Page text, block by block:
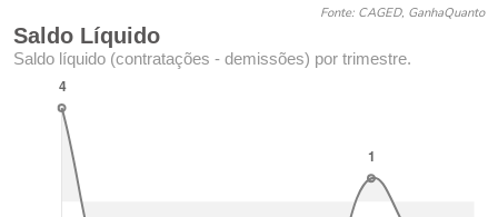
Fonte: CAGED, GanhaQuanto
Saldo Líquido
Saldo líquido (contratações - demissões) por trimestre.